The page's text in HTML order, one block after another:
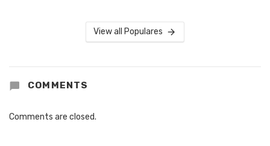
View all Populares
COMMENTS
Comments are closed.